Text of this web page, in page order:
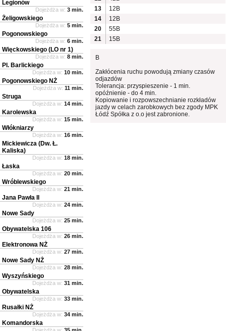
13
12B
14
12B
20
55B
21
15B
B
Zakłócenia ruchu powodują zmiany czasów
odjazdów
Tolerancja: przyspieszenie - 1 min.
opóźnienie - do 4 min.
Kopiowanie i rozpowszechnianie rozkładów
jazdy w celach zarobkowych bez zgody MPK
Łódź Spółka z o.o jest zabronione.
Legionów
Dojeżdża w: 3 min.
Żeligowskiego
Dojeżdża w: 5 min.
Pogonowskiego
Dojeżdża w: 6 min.
Więckowskiego (LO nr 1)
Dojeżdża w: 8 min.
Pl. Barlickiego
Dojeżdża w: 10 min.
Pogonowskiego NŻ
Dojeżdża w: 11 min.
Struga
Dojeżdża w: 14 min.
Karolewska
Dojeżdża w: 15 min.
Włókniarzy
Dojeżdża w: 16 min.
Mickiewicza (Dw. Ł.
Kaliska)
Dojeżdża w: 18 min.
Łaska
Dojeżdża w: 20 min.
Wróblewskiego
Dojeżdża w: 21 min.
Jana Pawła II
Dojeżdża w: 24 min.
Nowe Sady
Dojeżdża w: 25 min.
Obywatelska 106
Dojeżdża w: 26 min.
Elektronowa NŻ
Dojeżdża w: 27 min.
Nowe Sady NŻ
Dojeżdża w: 28 min.
Wyszyńskiego
Dojeżdża w: 31 min.
Obywatelska
Dojeżdża w: 33 min.
Rusałki NŻ
Dojeżdża w: 34 min.
Komandorska